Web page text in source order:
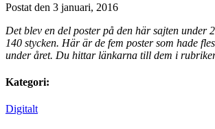
Postat den 3 januari, 2016
Det blev en del poster på den här sajten under
140 stycken. Här är de fem poster som hade
under året. Du hittar länkarna till dem i
Kategori:
Digitalt